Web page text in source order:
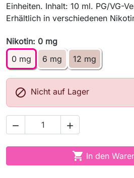
Einheiten. Inhalt: 10 ml. PG/VG-
Erhältlich in verschiedenen
Nikotin: 0 mg
0 mg
6 mg 12 mg
 Nicht auf Lager
 
 In den